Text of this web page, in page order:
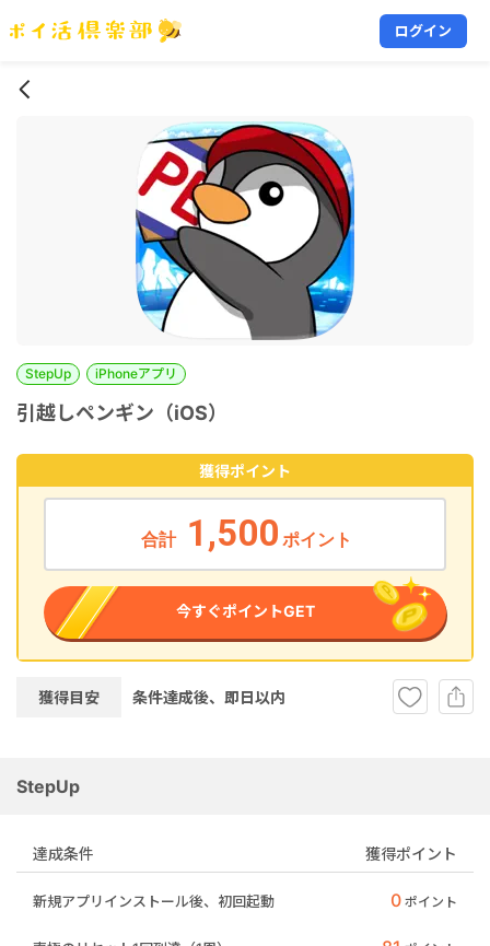
ログイン
StepUp iPhoneアプリ
引越しペンギン（iOS）
獲得ポイント
合計 1,500 ポイント
今すぐポイントGET
獲得目安 条件達成後、即日以内
StepUp
達成条件 獲得ポイント
新規アプリインストール後、初回起動 0 ポイント